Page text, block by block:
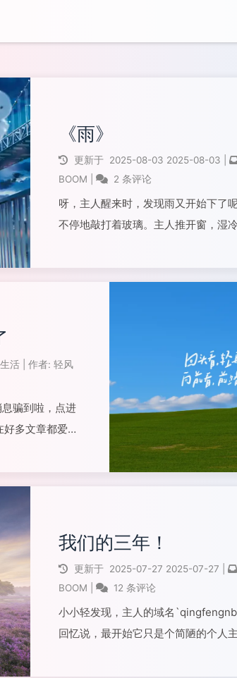
《雨》
更新于 2025-08-03 2025-08-03
BOOM
2 条评论
呀，主人醒来时，发现雨又开始下了
不停地敲打着玻璃。主人推开窗，湿
生活 作者: 轻风
骗到啦，点进
多文章都爱用
我们的三年！
更新于 2025-07-27 2025-07-27
BOOM
12 条评论
小小轻发现，主人的域名
回忆说，最开始它只是个简陋的个人